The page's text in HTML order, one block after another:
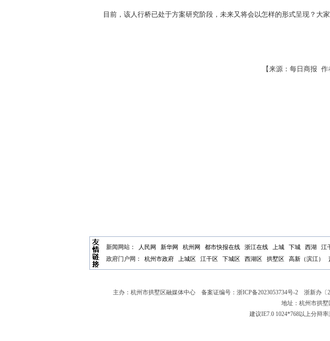
目前，该人行桥已处于方案研究阶段，未来又将会以怎样的形式呈现？大家
【来源：每日商报
新闻网站： 人民网 新华网 杭州网 都市快报在线 浙江在线 上城 下城 西湖 江
政府门户网：
杭州市政府 上城区 江干区 下城区 西湖区 拱墅区 高新（滨江）
主办：杭州市拱墅区融媒体中心 备案证编号： 浙ICP备2023053734号-2 浙新办〔
地址：杭州市拱墅
建议IE7.0 1024*768以上分辩